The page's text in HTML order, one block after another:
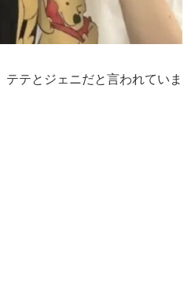
テとジェニだと言われていま